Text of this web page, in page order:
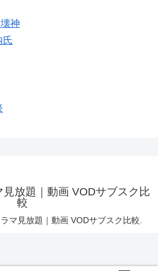
神
氏
放題｜動画 VODサブスク比
較
マ見放題｜動画 VODサブスク比較.